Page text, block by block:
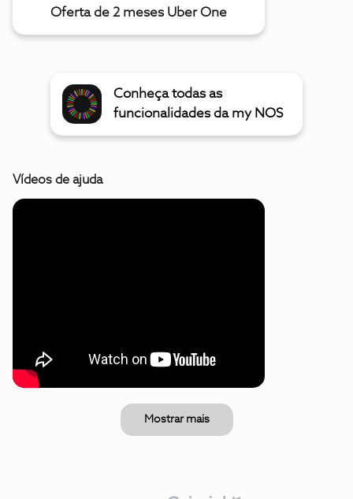
Oferta de 2 meses Uber One
Conheça todas as
funcionalidades da my NOS
Vídeos de ajuda
Mostrar mais